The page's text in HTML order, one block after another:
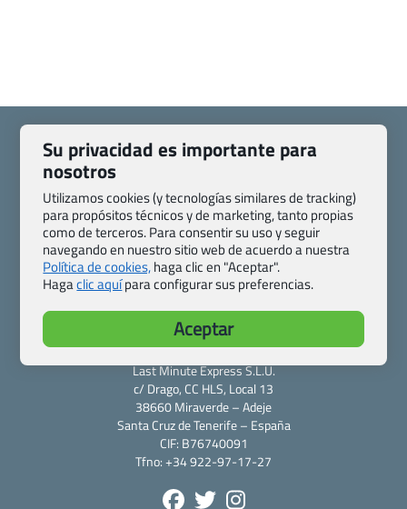
Quienes somos
Contacto
Pasaporte, Visado, Salud y otras disposiciones específicas
Blog de Viajes.com
Registro de agencias
Preguntas frecuentes
Condiciones generales
Política de privacidad y cookies
Transparencia
Todas las páginas – sitemap
Viajes.com
Last Minute Express S.L.U.
c/ Drago, CC HLS, Local 13
38660 Miraverde – Adeje
Santa Cruz de Tenerife – España
CIF: B76740091
Tfno: +34 922-97-17-27
Su privacidad es importante para
nosotros
Utilizamos cookies (y tecnologías similares de tracking)
para propósitos técnicos y de marketing, tanto propias
como de terceros. Para consentir su uso y seguir
navegando en nuestro sitio web de acuerdo a nuestra
Política de cookies,haga clic en "Aceptar".
Hagaclic aquípara configurar sus preferencias.
Aceptar